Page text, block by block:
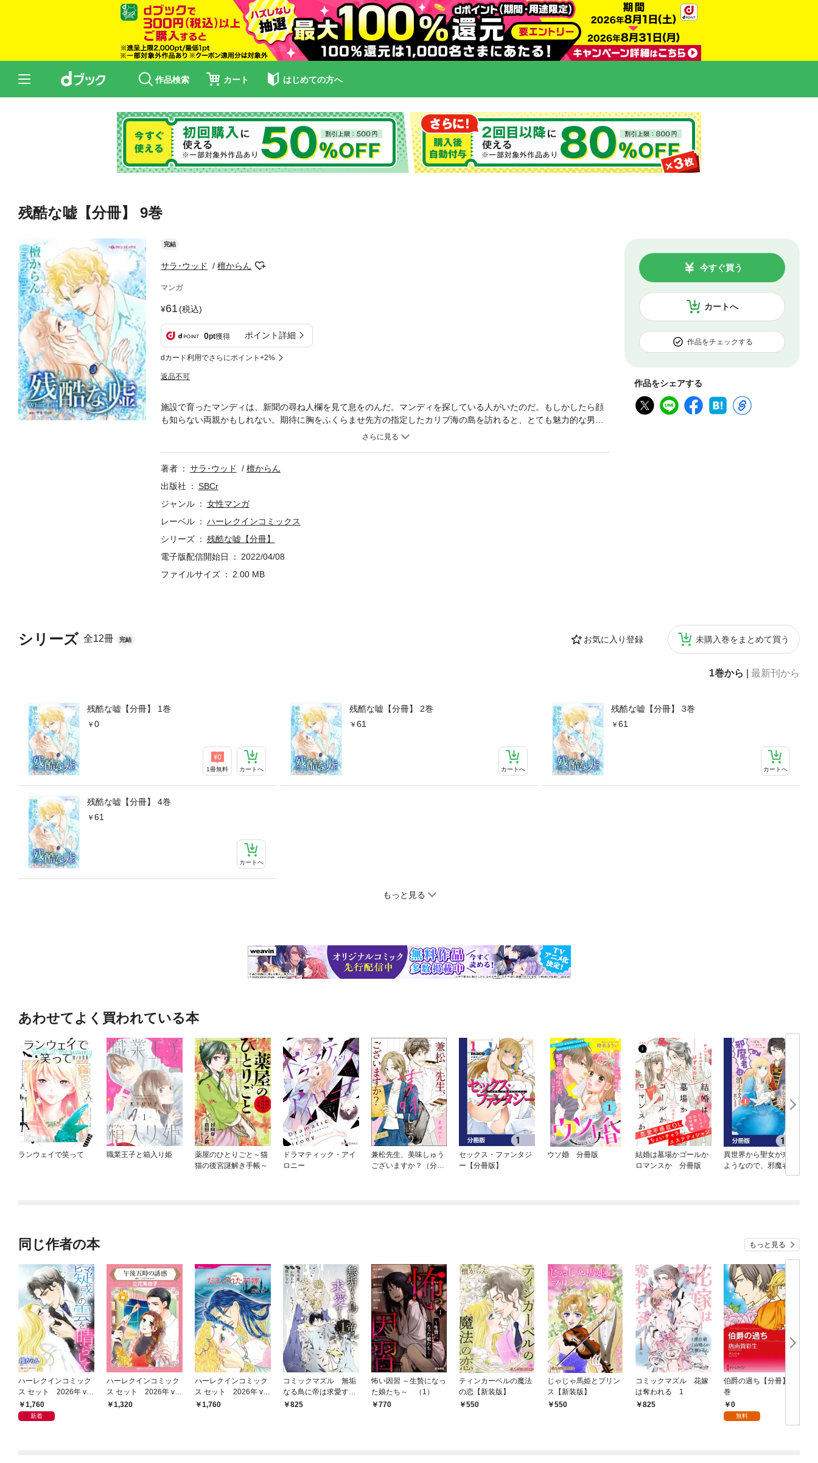
作品検索 カート はじめての方へ
残酷な嘘【分冊】 9巻
完結
サラ･ウッド 檀からん
マンガ
61(税込)
0pt獲得 ポイント詳細
dカード利用でさらにポイント+2%
返品不可
カートへ
今すぐ買う
作品をチェックする
作品をシェアする
シリーズ 全12冊 完結 お気に入り登録 未購入巻をまとめて買う
1巻から 最新刊から
残酷な嘘【分冊】 1巻
0
1冊無料 カートへ
残酷な嘘【分冊】 2巻
61
カートへ
残酷な嘘【分冊】 3巻
61
カートへ
残酷な嘘【分冊】 4巻
61
カートへ
もっと見る
施設で育ったマンディは、新聞の尋ね人欄を見て息をのんだ。マンディを探している人がいたのだ。もしかしたら顔
も知らない両親かもしれない。期待に胸をふくらませ先方の指定したカリブ海の島を訪れると、とても魅力的な男性
パスカルを紹介される。なぜか彼は初対面から敵意をむき出しにして、すぐ島を立ち去るよう警告してきたが、マン
著者
サラ･ウッド
檀からん
出版社
SBCr
ジャンル
女性マンガ
レーベル
ハーレクインコミックス
シリーズ
残酷な嘘【分冊】
電子版配信開始日
2022/04/08
ファイルサイズ
2.00 MB
あわせてよく買われている本
ランウェイで笑って 職業王子と箱入り姫
薬屋のひとりごと～猫
猫の後宮謎解き手帳～
ドラマティック・アイ
ロニー
兼松先生、美味しゅう
ございますか？（分冊
セックス・ファンタジ
ー【分冊版】
ウソ婚 分冊版
結婚は墓場かゴールか
ロマンスか 分冊版
異世界から聖女が来る
ようなので、邪魔者は
消えようと思います
同じ作者の本 もっと見る
ハーレクインコミック
ス セット 2026年 vo
l.1081
1,760
新着
ハーレクインコミック
ス セット 2026年 vo
l.854
1,320
ハーレクインコミック
ス セット 2026年 vo
l.909
1,760
コミックマズル 無垢
なる鳥に帝は求愛する
1 825
怖い因習 ～生贄になっ
た娘たち～ （1）
770
ティンカーベルの魔法
の恋【新装版】
550
じゃじゃ馬姫とプリン
ス【新装版】
550
コミックマズル 花嫁
は奪われる 1
825
伯爵の過ち【分冊】 1
巻
0
無料